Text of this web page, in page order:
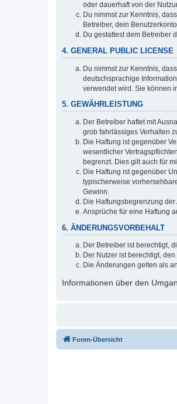
oder dauerhaft von der
Du nimmst zur Kenntnis,
Betreiber, dein
Du gestattest dem Betreiber
4. GENERAL PUBLIC LICENSE
Du nimmst zur Kenntnis,
deutschsprachige
verwendet wird. Sie können
5. GEWÄHRLEISTUNG
Der Betreiber haftet mit
grob fahrlässiges Verhalten
Die Haftung ist gegenüber
wesentlicher
begrenzt. Dies gilt auch für
Die Haftung ist gegenüber
typischerweise
Gewinn.
Die Haftungsbegrenzung
Ansprüche für eine Haftung
6. ÄNDERUNGSVORBEHALT
Der Betreiber ist berechtigt,
Der Nutzer ist berechtigt,
Die Änderungen gelten als
Informationen über den
Foren-Übersicht